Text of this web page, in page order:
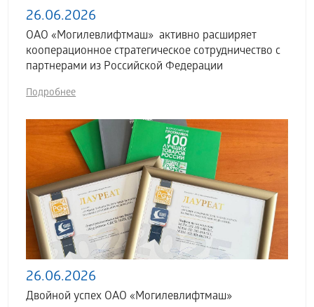
26.06.2026
ОАО «Могилевлифтмаш» активно расширяет
кооперационное стратегическое сотрудничество с
партнерами из Российской Федерации
Подробнее
26.06.2026
Двойной успех ОАО «Могилевлифтмаш»